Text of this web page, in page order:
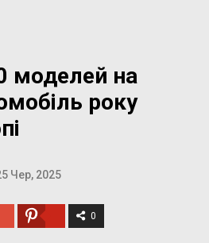
моделей на
року
Чер, 2025
0